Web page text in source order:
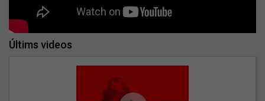
Últims videos